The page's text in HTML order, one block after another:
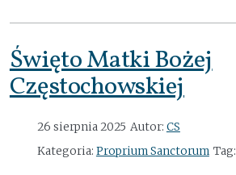
Święto Matki Bożej
Częstochowskiej
26 sierpnia 2025 Autor: CS
Kategoria: Proprium Sanctorum Tag: